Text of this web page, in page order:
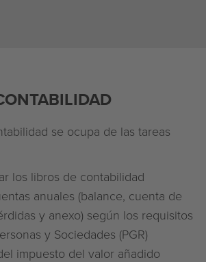
se ocupa de las tareas
los libros de contabilidad
anuales (balance, cuenta de
y anexo) según los requisitos
y Sociedades (PGR)
impuesto del valor añadido